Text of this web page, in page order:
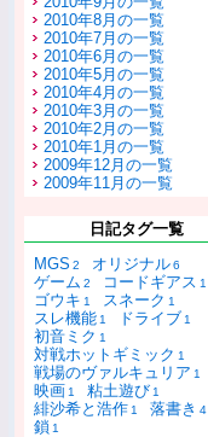
2010年8月の一覧
2010年7月の一覧
2010年6月の一覧
2010年5月の一覧
2010年4月の一覧
2010年3月の一覧
2010年2月の一覧
2010年1月の一覧
2009年12月の一覧
2009年11月の一覧
日記タグ一覧
MGS 2 オリジナル6
ゲーム 2 コードギアス 1
ゴウキ 1 スネーク 1
スレ機能 1 ドライブ 1
初音ミク 1
対戦ホットギミック 1
戦場のヴァルキュリア 1
映画 1 粘土遊び 1
緋沙希と浩作 1 落書き 4
鎖 1